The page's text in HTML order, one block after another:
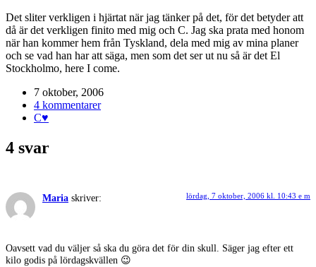
Det sliter verkligen i hjärtat när jag tänker på det, för det betyder att
då är det verkligen finito med mig och C. Jag ska prata med honom
när han kommer hem från Tyskland, dela med mig av mina planer
och se vad han har att säga, men som det ser ut nu så är det El
Stockholmo, here I come.
7 oktober, 2006
4 kommentarer
C♥
4 svar
Maria skriver: lördag, 7 oktober, 2006 kl. 10:43 e m
Oavsett vad du väljer så ska du göra det för din skull. Säger jag efter ett
kilo godis på lördagskvällen 😉